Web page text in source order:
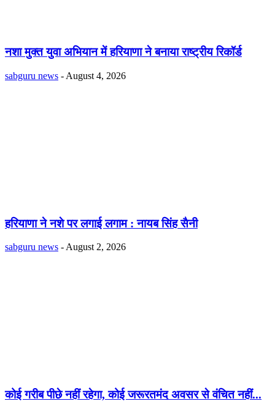
नशा मुक्त युवा अभियान में हरियाणा ने बनाया राष्ट्रीय रिकॉर्ड
sabguru news - August 4, 2026
हरियाणा ने नशे पर लगाई लगाम : नायब सिंह सैनी
sabguru news - August 2, 2026
कोई गरीब पीछे नहीं रहेगा, कोई जरूरतमंद अवसर से वंचित नहीं...